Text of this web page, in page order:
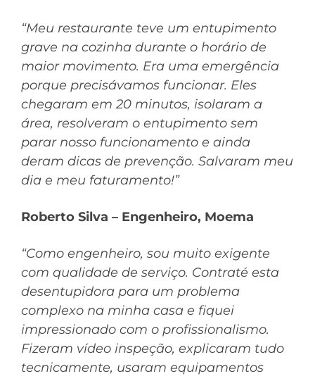
“Meu restaurante teve um entupimento
grave na cozinha durante o horário de
maior movimento. Era uma emergência
porque precisávamos funcionar. Eles
chegaram em 20 minutos, isolaram a
área, resolveram o entupimento sem
parar nosso funcionamento e ainda
deram dicas de prevenção. Salvaram meu
dia e meu faturamento!”
Roberto Silva – Engenheiro, Moema
“Como engenheiro, sou muito exigente
com qualidade de serviço. Contraté esta
desentupidora para um problema
complexo na minha casa e fiquei
impressionado com o profissionalismo.
Fizeram vídeo inspeção, explicaram tudo
tecnicamente, usaram equipamentos